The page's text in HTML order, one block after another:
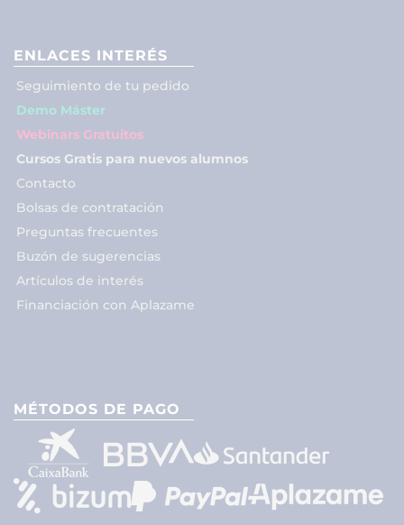
ENLACES INTERÉS
Seguimiento de tu pedido
Demo Máster
Webinars Gratuitos
Cursos Gratis para nuevos alumnos
Contacto
Bolsas de contratación
Preguntas frecuentes
Buzón de sugerencias
Artículos de interés
Financiación con Aplazame
MÉTODOS DE PAGO